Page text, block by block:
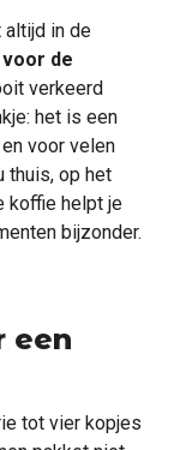
altijd in de
de
verkeerd
het is een
voor velen
thuis, op het
koffie helpt je
bijzonder.
een
tot vier kopjes